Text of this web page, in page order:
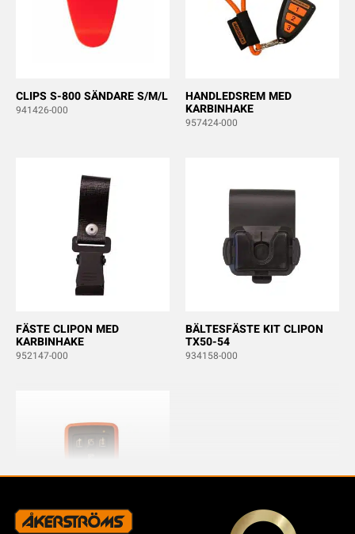
CLIPS S-800 SÄNDARE S/M/L
941426-000
HANDLEDSREM MED
KARBINHAKE
957424-000
FÄSTE CLIPON MED
KARBINHAKE
952147-000
BÄLTESFÄSTE KIT CLIPON
TX50-54
934158-000